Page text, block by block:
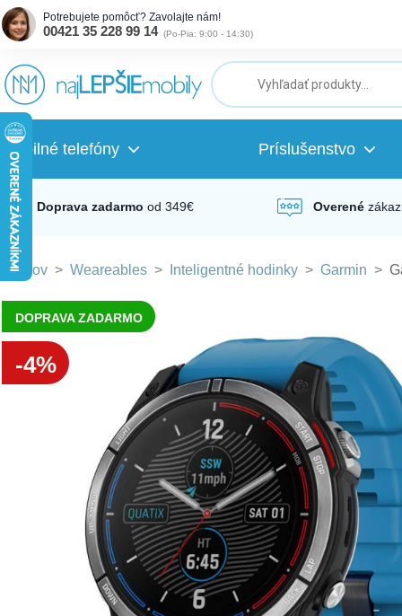
Potrebujete pomôcť? Zavolajte nám!
00421 35 228 99 14 (Po-Pia: 9:00 - 14:30)
Mobilné telefóny Príslušenstvo
Doprava zadarmo od 349€ Overené
Domov > Weareables > Inteligentné hodinky > Garmin >
DOPRAVA ZADARMO
-4%